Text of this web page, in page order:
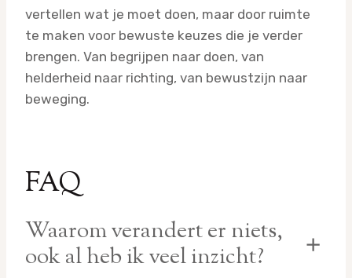
vertellen wat je moet doen, maar door ruimte
te maken voor bewuste keuzes die je verder
brengen. Van begrijpen naar doen, van
helderheid naar richting, van bewustzijn naar
beweging.
FAQ
Waarom verandert er niets,
ook al heb ik veel inzicht?